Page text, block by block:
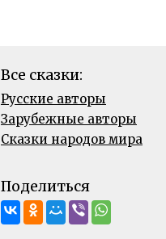
Все сказки:
Русские авторы
Зарубежные авторы
Сказки народов мира
Поделиться